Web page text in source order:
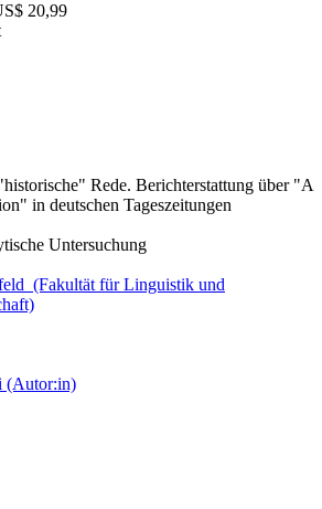
20,99
Rede. Berichterstattung über "A
in deutschen Tageszeitungen
Untersuchung
(Fakultät für Linguistik und
(Autor:in)